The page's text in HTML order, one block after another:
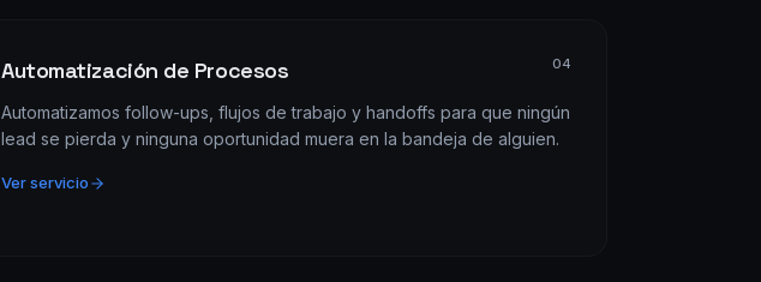
Automatización de Procesos 04
Automatizamos follow-ups, flujos de trabajo y handoffs para que ningún
lead se pierda y ninguna oportunidad muera en la bandeja de alguien.
Ver servicio